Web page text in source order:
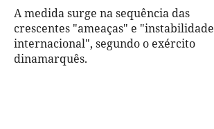
A medida surge na sequência das
crescentes "ameaças" e "instabilidade
internacional", segundo o exército
dinamarquês.